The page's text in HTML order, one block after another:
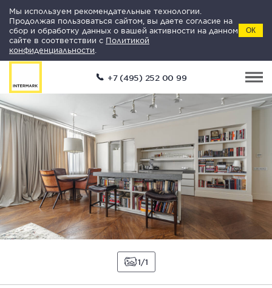
Мы используем рекомендательные технологии.
Продолжая пользоваться сайтом, вы даете согласие на
сбор и обработку данных о вашей активности на данном
сайте в соответствии с Политикой
конфиденциальности
ОК
+7 (495) 252 00 99
1 1